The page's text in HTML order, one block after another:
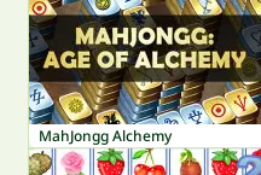
MahJongg Alchemy